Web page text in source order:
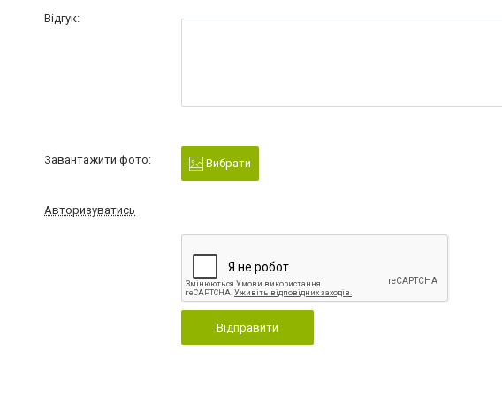
Відгук:
Завантажити фото: Вибрати
Авторизуватись
Відправити